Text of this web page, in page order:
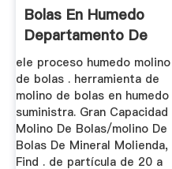
Bolas En Humedo
Departamento De
Molino」
ele proceso humedo molino
de bolas . herramienta de
molino de bolas en humedo
suministra. Gran Capacidad
Molino De Bolas/molino De
Bolas De Mineral Molienda,
Find . de partícula de 20 a